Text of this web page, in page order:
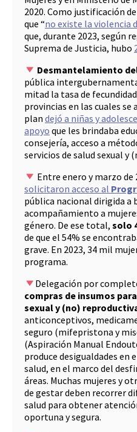
2020. Como justificación
que “no existe la violencia
que, durante 2023, según
Suprema de Justicia, hubo
Desmantelamiento
pública
mitad la tasa de
provincias en las cuales se
plan dejó a niñas y
apoyo que les brindaba
consejería, acceso a
servicios de salud sexual y
Entre enero y marzo de
solicitaron acceso al
pública nacional dirigida a
acompañamiento a
género. De ese total, solo
de que el 54% se
grave. En 2023, 34 mil
programa.
Delegación por
compras de insumos
sexual y (no)
anticonceptivos,
seguro (mifepristona y
(Aspiración Manual
produce desigualdades en
salud, en el marco del
áreas. Muchas mujeres y
de gestar deben recorrer
salud para obtener
oportuna y segura.